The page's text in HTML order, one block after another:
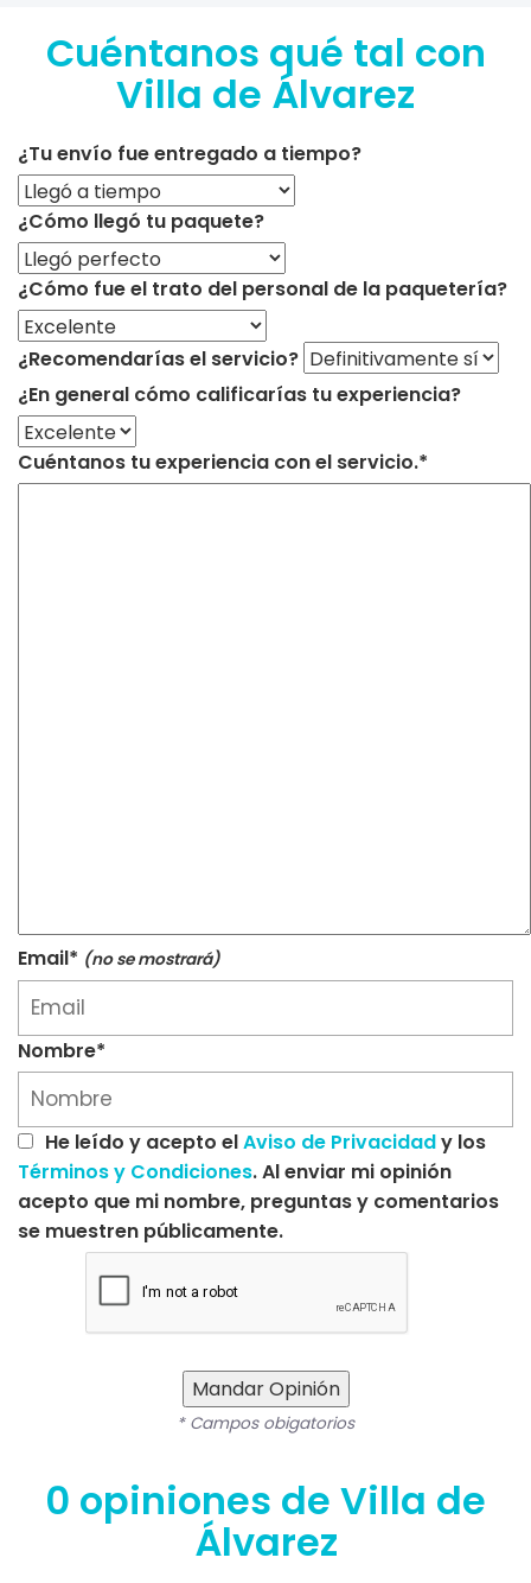
Cuéntanos qué tal con
Villa de Álvarez
¿Tu envío fue entregado a tiempo?
¿Cómo llegó tu paquete?
¿Cómo fue el trato del personal de la paquetería?
¿Recomendarías el servicio?
¿En general cómo calificarías tu experiencia?
Cuéntanos tu experiencia con el servicio.*
Email* (no se mostrará)
Nombre*
He leído y acepto elAviso de Privacidady los
Términos y Condiciones. Al enviar mi opinión
acepto que mi nombre, preguntas y comentarios
se muestren públicamente.
Mandar Opinión
* Campos obigatorios
0 opiniones de Villa de
Álvarez